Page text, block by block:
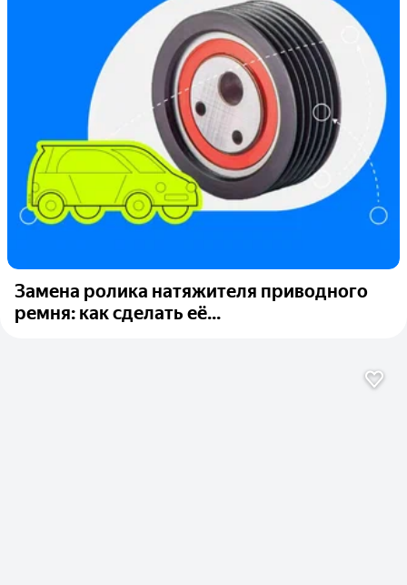
Замена ролика натяжителя приводного
ремня: как сделать её...